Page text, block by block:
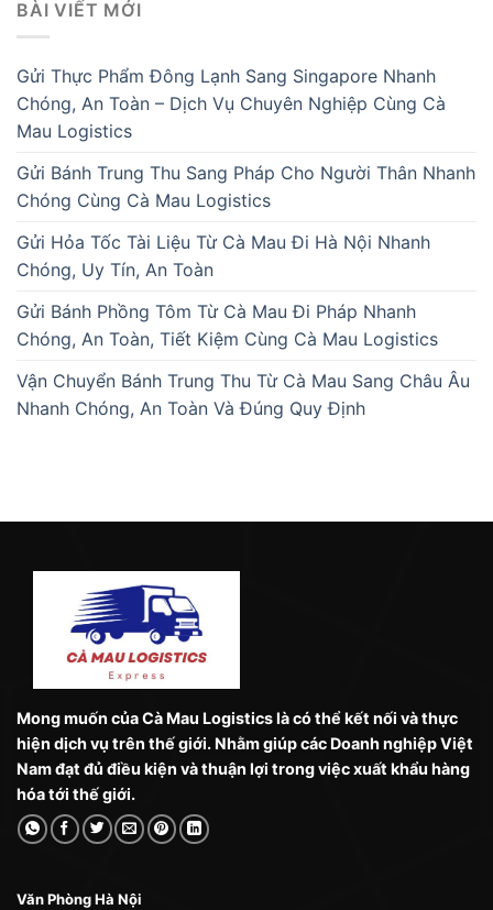
BÀI VIẾT MỚI
Gửi Thực Phẩm Đông Lạnh Sang Singapore Nhanh
Chóng, An Toàn – Dịch Vụ Chuyên Nghiệp Cùng Cà
Mau Logistics
Gửi Bánh Trung Thu Sang Pháp Cho Người Thân Nhanh
Chóng Cùng Cà Mau Logistics
Gửi Hỏa Tốc Tài Liệu Từ Cà Mau Đi Hà Nội Nhanh
Chóng, Uy Tín, An Toàn
Gửi Bánh Phồng Tôm Từ Cà Mau Đi Pháp Nhanh
Chóng, An Toàn, Tiết Kiệm Cùng Cà Mau Logistics
Vận Chuyển Bánh Trung Thu Từ Cà Mau Sang Châu Âu
Nhanh Chóng, An Toàn Và Đúng Quy Định
Mong muốn của Cà Mau Logistics là có thể kết nối và thực
hiện dịch vụ trên thế giới. Nhằm giúp các Doanh nghiệp Việt
Nam đạt đủ điều kiện và thuận lợi trong việc xuất khẩu hàng
hóa tới thế giới.
Văn Phòng Hà Nội